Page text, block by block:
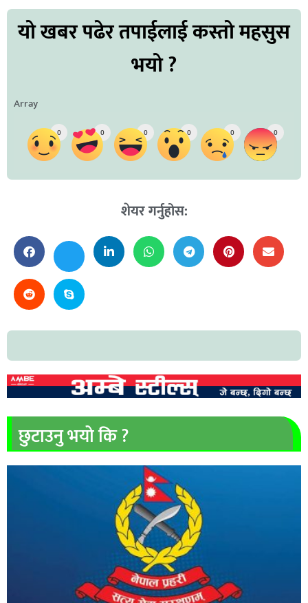
यो खबर पढेर तपाईलाई कस्तो महसुस
भयो ?
Array
0 0 0 0 0 0
शेयर गर्नुहोस:
छुटाउनु भयो कि ?